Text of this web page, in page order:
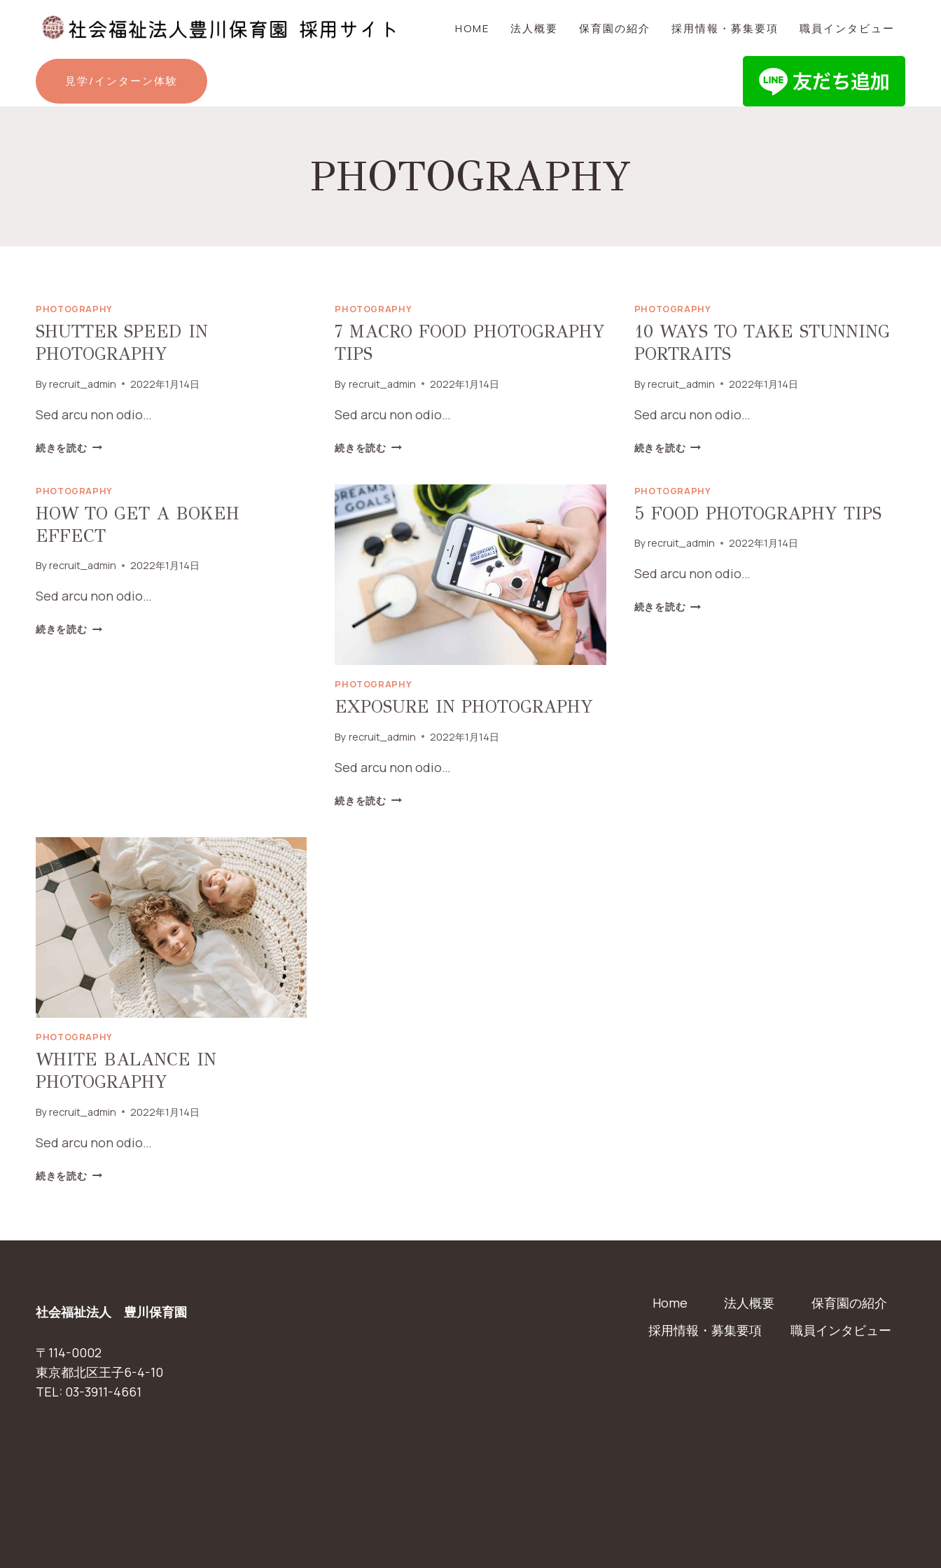
HOME 法人概要 保育園の紹介 採用情報・募集要項 職員インタビュー
見学/インターン体験
PHOTOGRAPHY
PHOTOGRAPHY
SHUTTER SPEED IN
PHOTOGRAPHY
Byrecruit_admin 2022年1月14日
Sed arcu non odio…
続きを読むSHUTTER
PHOTOGRAPHY
PHOTOGRAPHY
7 MACRO FOOD PHOTOGRAPHY
TIPS
By recruit_admin 2022年1月14日
Sed arcu non odio…
続きを読む7
PHOTOGRAPHY
TIPS
PHOTOGRAPHY
10 WAYS TO TAKE STUNNING
PORTRAITS
Byrecruit_admin 2022年1月14日
Sed arcu non odio…
続きを読む10
TAKE
STUNNING
PHOTOGRAPHY
HOW TO GET A BOKEH
EFFECT
Byrecruit_admin 2022年1月14日
Sed arcu non odio…
続きを読むHOW
PHOTOGRAPHY
EXPOSURE IN PHOTOGRAPHY
By recruit_admin 2022年1月14日
Sed arcu non odio…
続きを読むEXPOSURE
PHOTOGRAPHY
5 FOOD PHOTOGRAPHY TIPS
Byrecruit_admin 2022年1月14日
Sed arcu non odio…
続きを読む5
PHOTOGRAPHY
WHITE BALANCE IN
PHOTOGRAPHY
Byrecruit_admin 2022年1月14日
Sed arcu non odio…
続きを読むWHITE
社会福祉法人 豊川保育園
〒114-0002
東京都北区王子6-4-10
TEL: 03-3911-4661
Home 法人概要
保育園の紹介
採用情報・募集要項
職員インタビュー